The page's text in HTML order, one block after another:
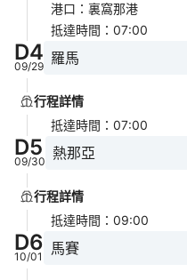
港口 ： 裏窩那港
抵達時間 ： 07:00
D4
09/29 羅馬
行程詳情
抵達時間 ： 07:00
D5
09/30 熱那亞
行程詳情
抵達時間 ： 09:00
D6
10/01 馬賽